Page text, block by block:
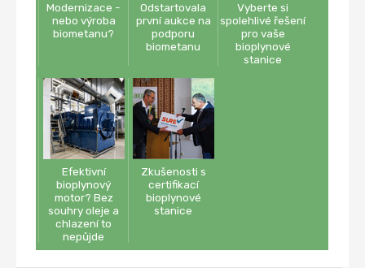
Modernizace -
nebo výroba
biometanu?
Odstartovala
první aukce na
podporu
biometanu
Vyberte si
spolehlivé řešení
pro vaše
bioplynové
stanice
Efektivní
bioplynový
motor? Bez
souhry oleje a
chlazení to
nepůjde
Zkušenosti s
certifikací
bioplynové
stanice